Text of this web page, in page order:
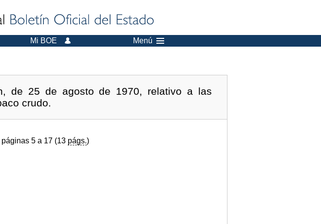
Mi BOE Menú
de 25 de agosto de 1970, relativo a las
crudo.
5 a 17 (13 págs.)